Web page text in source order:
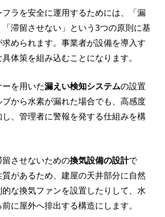
ラを安全に運用するためには、「漏
滞留させない」という3つの原則に基
められます。事業者が設備を導入す
体策を組み込むことになります。
を用いた漏えい検知システムの設置
から水素が漏れた場合でも、高感度
、管理者に警報を発する仕組みを構
させないための換気設備の設計で
があるため、建屋の天井部分に自然
な換気ファンを設置したりして、水
に屋外へ排出する構造にします。